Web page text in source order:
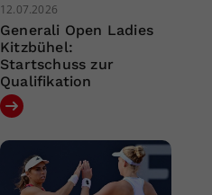
12.07.2026
Generali Open Ladies
Kitzbühel:
Startschuss zur
Qualifikation